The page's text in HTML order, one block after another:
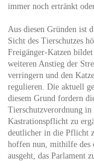
immer noch ertränkt
Aus diesen Gründen ist
Sicht des Tierschutzes
Freigänger-Katzen bildet
weiteren Anstieg der
verringern und den
regulieren. Die aktuell
diesem Grund fordern
Tierschutzverordnung
Kastrationspflicht zu
deutlicher in die Pflicht
hoffen nun, mithilfe des
ausgeht, das Parlament